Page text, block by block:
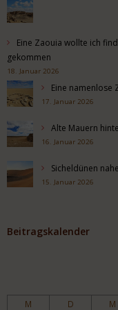
Eine Zaouia wollte ich
gekommen
18. Januar 2026
Eine namenlose
17. Januar 2026
Alte Mauern
16. Januar 2026
Sicheldünen
15. Januar 2026
Beitragskalender
M D M